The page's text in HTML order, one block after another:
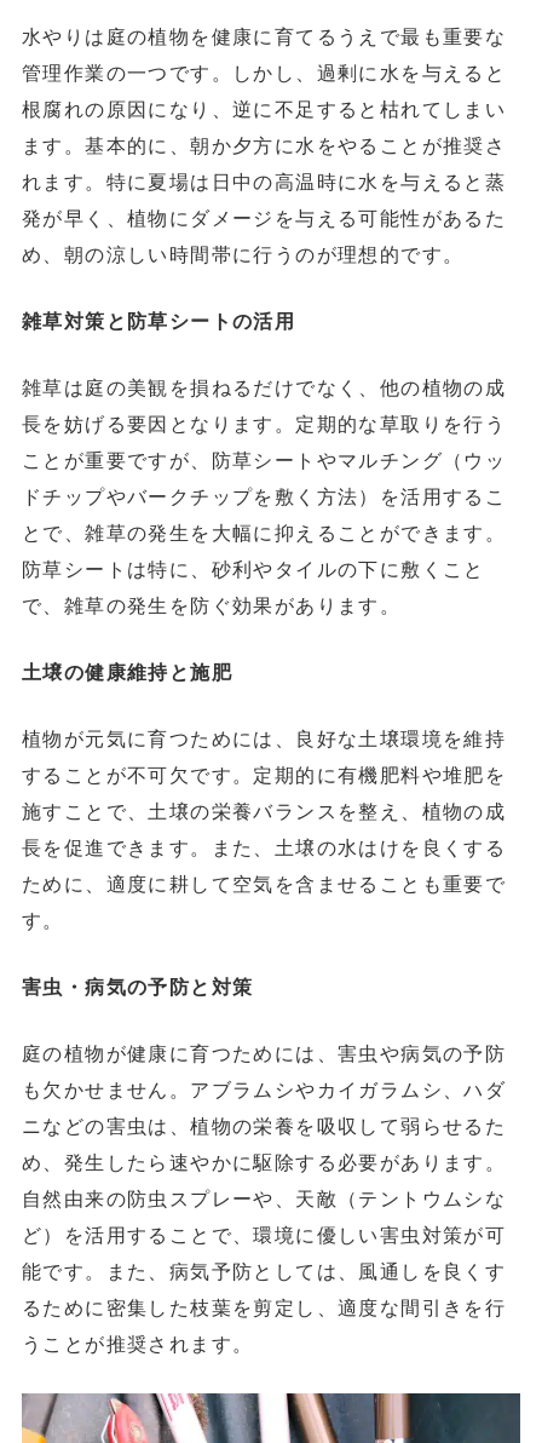
水やりは庭の植物を健康に育てるうえで最も重要な
管理作業の一つです。しかし、過剰に水を与えると
根腐れの原因になり、逆に不足すると枯れてしまい
ます。基本的に、朝か夕方に水をやることが推奨さ
れます。特に夏場は日中の高温時に水を与えると蒸
発が早く、植物にダメージを与える可能性があるた
め、朝の涼しい時間帯に行うのが理想的です。
雑草対策と防草シートの活用
雑草は庭の美観を損ねるだけでなく、他の植物の成
長を妨げる要因となります。定期的な草取りを行う
ことが重要ですが、防草シートやマルチング（ウッ
ドチップやバークチップを敷く方法）を活用するこ
とで、雑草の発生を大幅に抑えることができます。
防草シートは特に、砂利やタイルの下に敷くこと
で、雑草の発生を防ぐ効果があります。
土壌の健康維持と施肥
植物が元気に育つためには、良好な土壌環境を維持
することが不可欠です。定期的に有機肥料や堆肥を
施すことで、土壌の栄養バランスを整え、植物の成
長を促進できます。また、土壌の水はけを良くする
ために、適度に耕して空気を含ませることも重要で
す。
害虫・病気の予防と対策
庭の植物が健康に育つためには、害虫や病気の予防
も欠かせません。アブラムシやカイガラムシ、ハダ
ニなどの害虫は、植物の栄養を吸収して弱らせるた
め、発生したら速やかに駆除する必要があります。
自然由来の防虫スプレーや、天敵（テントウムシな
ど）を活用することで、環境に優しい害虫対策が可
能です。また、病気予防としては、風通しを良くす
るために密集した枝葉を剪定し、適度な間引きを行
うことが推奨されます。